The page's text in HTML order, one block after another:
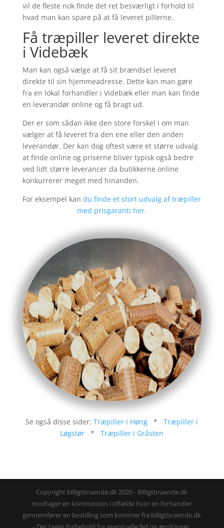
vil de fleste nok finde det ret besværligt i forhold til
hvad man kan spare på at få leveret pillerne.
Få træpiller leveret direkte
i Videbæk
Man kan også vælge at få sit brændsel leveret
direkte til sin hjemmeadresse. Dette kan man gøre
fra en lokal forhandler i Videbæk eller man kan finde
en leverandør online og få bragt ud.
Der er som sådan ikke den store forskel i om man
vælger at få leveret fra den ene eller den anden
leverandør. Der kan dog oftest være et større udvalg
at finde online og priserne bliver typisk også bedre
ved lidt større leverancer da butikkerne online
konkurrerer meget med hinanden.
For eksempel kandu finde et stort udvalg af træpiller
med prisgaranti her.
Se også disse sider:Træpiller i Høng *Træpiller i
Løgstør *Træpiller i Gråsten
Copyright billigtbraende.dk 2020 - Billigtbraende.dk
modtager en kommission i tilfælde hvor en forhandler
gennemfører en bestilling som kommer fra billigtbraende.dk